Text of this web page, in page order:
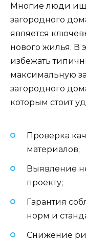
Многие люди
загородного
является
нового жилья. В
избежать
максимальную
загородного
которым стоит
Проверка
материалов;
Выявление
проекту;
Гарантия
норм и
Снижение